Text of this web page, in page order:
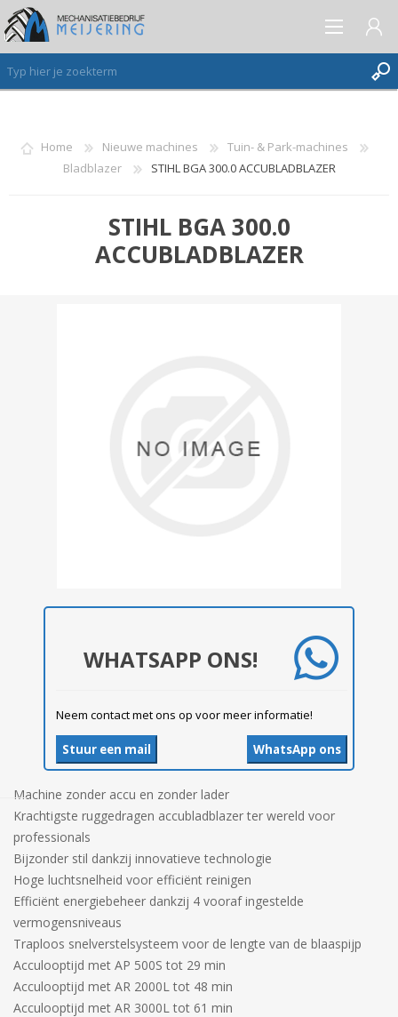
AANMELDEN ALS NIEUWE KLANT
INLOGGEN
Home Nieuwe machines
Tuin- & Park-machines
Bladblazer
STIHL BGA 300.0 ACCUBLADBLAZER
STIHL BGA 300.0
ACCUBLADBLAZER
WHATSAPP ONS!
Neem contact met ons op voor meer informatie!
WhatsApp ons
Stuur een mail
Machine zonder accu en zonder lader
Krachtigste ruggedragen accubladblazer ter wereld voor
professionals
Bijzonder stil dankzij innovatieve technologie
Hoge luchtsnelheid voor efficiënt reinigen
Efficiënt energiebeheer dankzij 4 vooraf ingestelde
vermogensniveaus
Traploos snelverstelsysteem voor de lengte van de blaaspijp
Acculooptijd met AP 500S tot 29 min
Acculooptijd met AR 2000L tot 48 min
Acculooptijd met AR 3000L tot 61 min